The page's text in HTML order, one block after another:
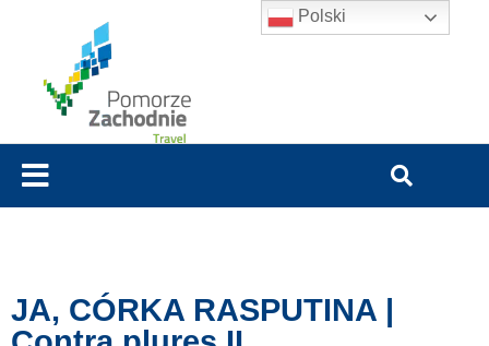
JA, CÓRKA RASPUTINA |
Polski